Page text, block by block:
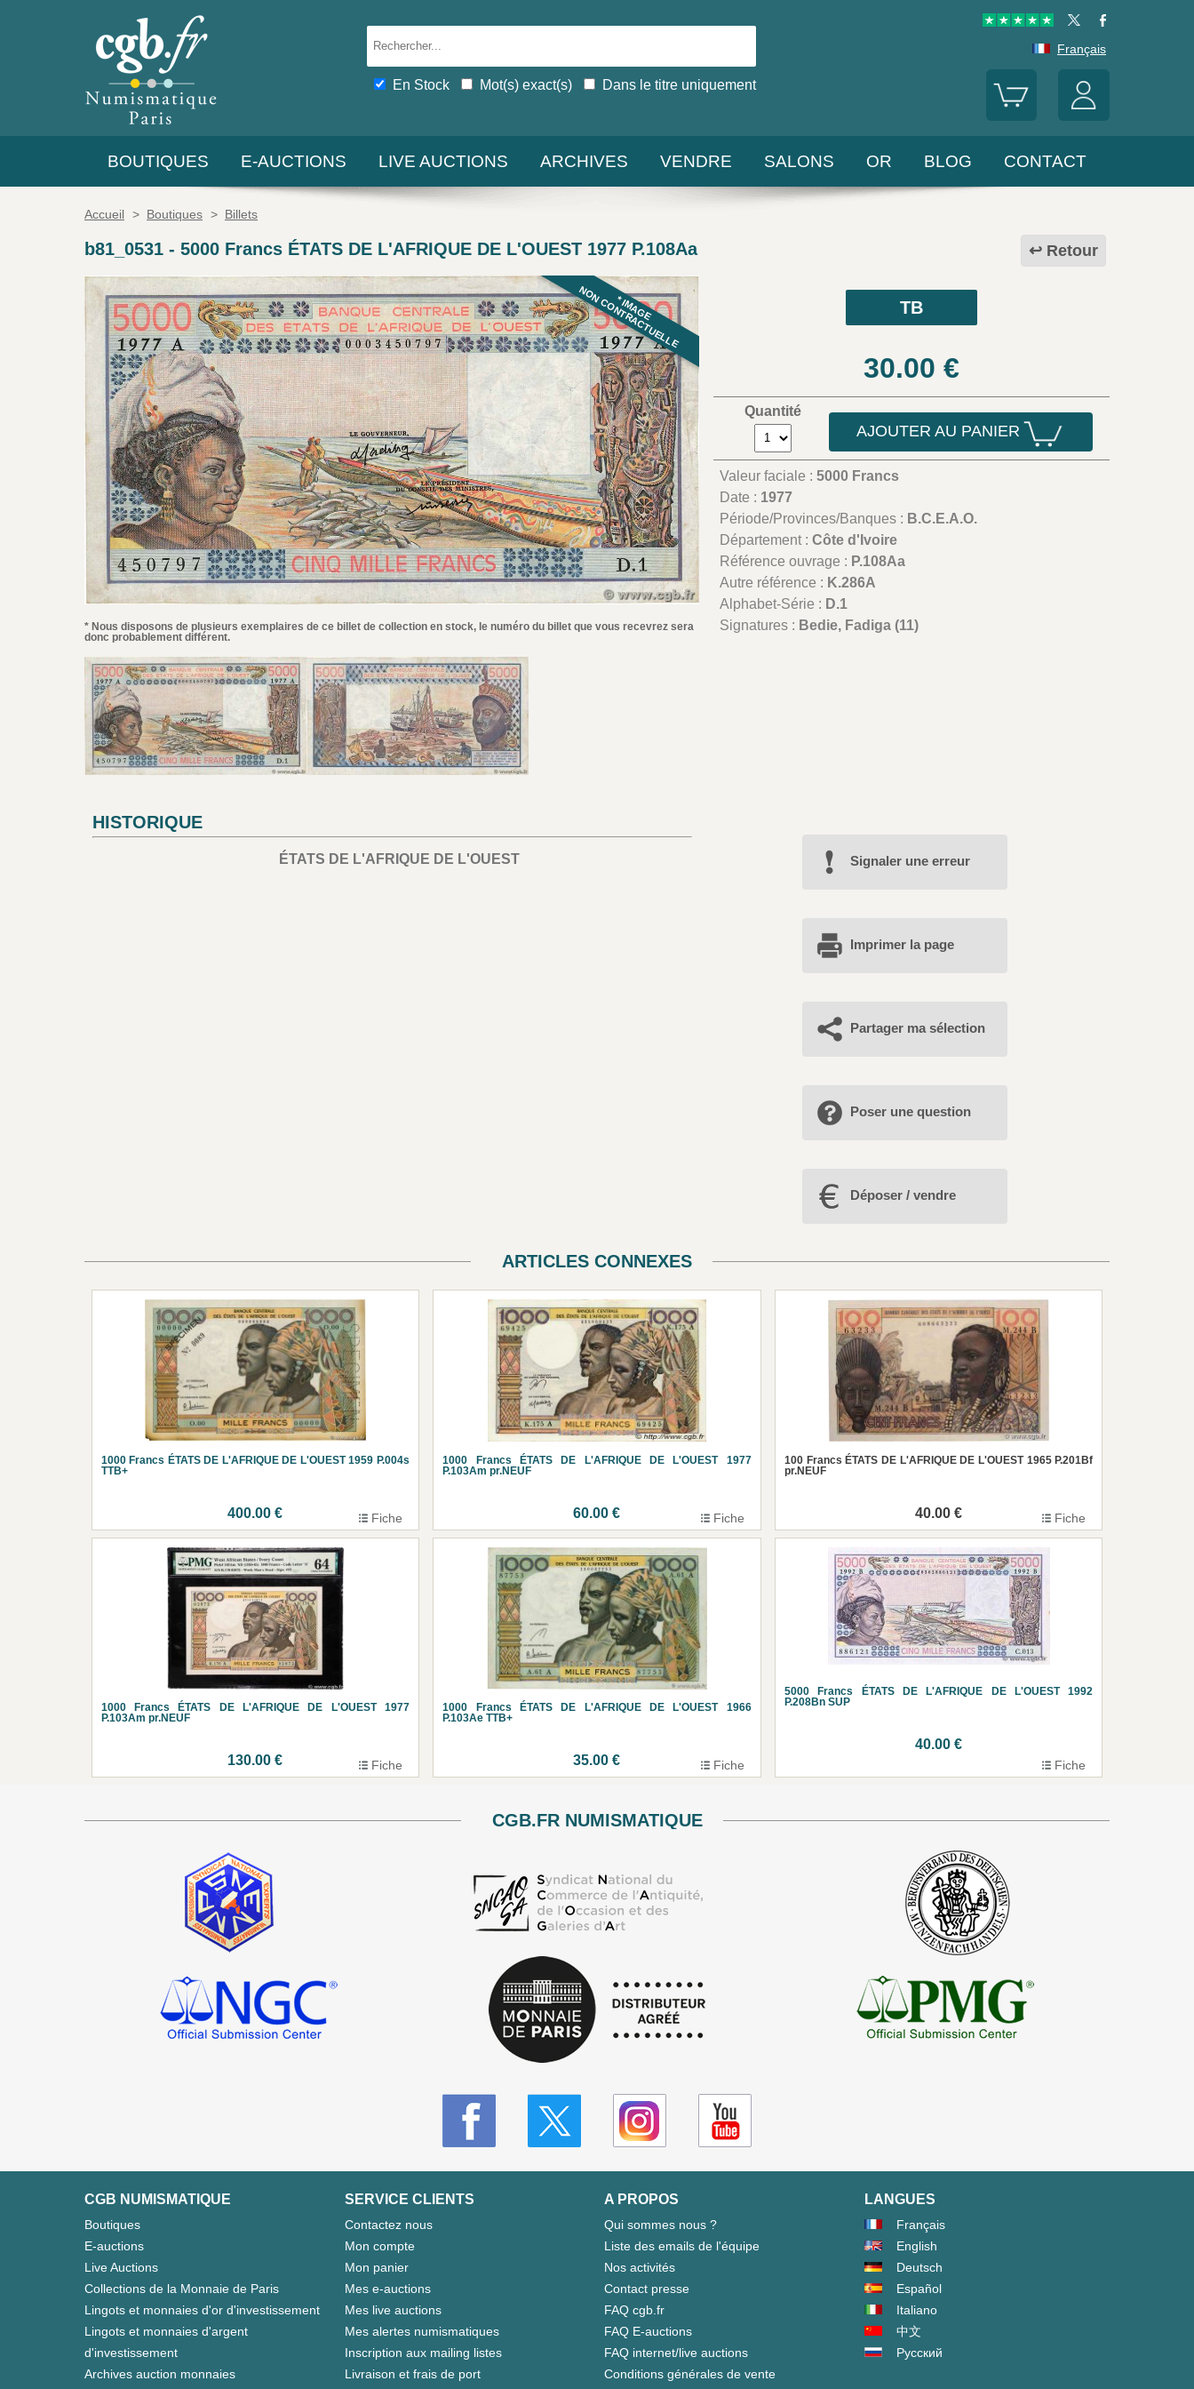
En Stock Mot(s) exact(s) Dans le titre uniquement
Français
BOUTIQUES E-AUCTIONS LIVE AUCTIONS ARCHIVES VENDRE SALONS OR BLOG CONTACT
Accueil > Boutiques > Billets
Retour
b81_0531 - 5000 Francs ÉTATS DE L'AFRIQUE DE L'OUEST 1977 P.108Aa
* IMAGE
NON CONTRACTUELLE
* Nous disposons de plusieurs exemplaires de ce billet de collection en stock, le numéro du billet que vous recevrez sera
donc probablement différent.
TB
30.00 €
Quantité
AJOUTER AU PANIER
Valeur faciale :5000 Francs
Date : 1977
Période/Provinces/Banques : B.C.E.A.O.
Département :Côte d'Ivoire
Référence ouvrage : P.108Aa
Autre référence : K.286A
Alphabet-Série : D.1
Signatures : Bedie, Fadiga (11)
HISTORIQUE
ÉTATS DE L'AFRIQUE DE L'OUEST Signaler une erreur
Imprimer la page
Partager ma sélection
Poser une question
Déposer / vendre
ARTICLES CONNEXES
1000 Francs ÉTATS DE L'AFRIQUE DE L'OUEST 1959 P.004s
TTB+
400.00 € Fiche
1000 Francs ÉTATS DE L'AFRIQUE DE L'OUEST 1977
P.103Am pr.NEUF
60.00 € Fiche
100 Francs ÉTATS DE L'AFRIQUE DE L'OUEST 1965 P.201Bf
pr.NEUF
40.00 € Fiche
1000 Francs ÉTATS DE L'AFRIQUE DE L'OUEST 1977
P.103Am pr.NEUF
130.00 € Fiche
1000 Francs ÉTATS DE L'AFRIQUE DE L'OUEST 1966
P.103Ae TTB+
35.00 € Fiche
5000 Francs ÉTATS DE L'AFRIQUE DE L'OUEST 1992
P.208Bn SUP
40.00 €
Fiche
CGB.FR NUMISMATIQUE
CGB NUMISMATIQUE
Boutiques
E-auctions
Live Auctions
Collections de la Monnaie de Paris
Lingots et monnaies d'or d'investissement
Lingots et monnaies d'argent
d'investissement
Archives auction monnaies
SERVICE CLIENTS
Contactez nous
Mon compte
Mon panier
Mes e-auctions
Mes live auctions
Mes alertes numismatiques
Inscription aux mailing listes
Livraison et frais de port
A PROPOS
Qui sommes nous ?
Liste des emails de l'équipe
Nos activités
Contact presse
FAQ cgb.fr
FAQ E-auctions
FAQ internet/live auctions
Conditions générales de vente
LANGUES
Français
English
Deutsch
Español
Italiano
中文
Русский